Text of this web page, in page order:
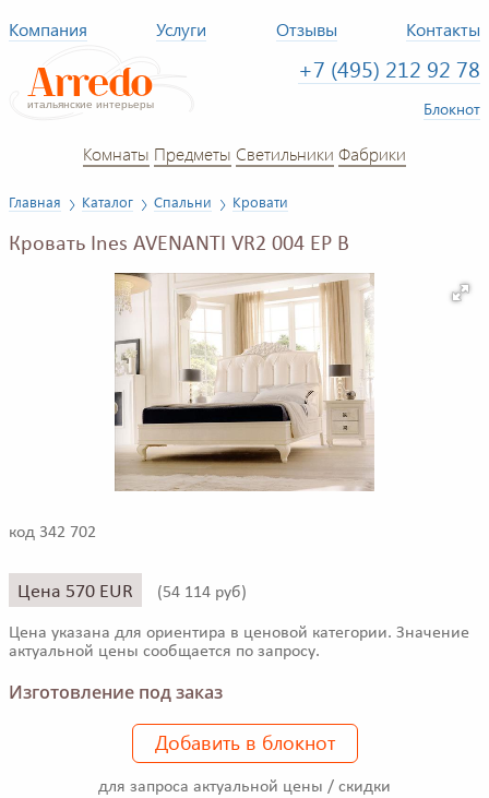
Компания Услуги Отзывы Контакты
+7 (495) 212 92 78
Блокнот
Комнаты Предметы Светильники Фабрики
Главная Каталог Спальни Кровати
Кровать Ines AVENANTI VR2 004 EP B
код 342 702
Цена 570 EUR (54 114 руб)
Цена указана для ориентира в ценовой категории. Значение
актуальной цены сообщается по запросу.
Изготовление под заказ
Добавить в блокнот
для запроса актуальной цены / скидки